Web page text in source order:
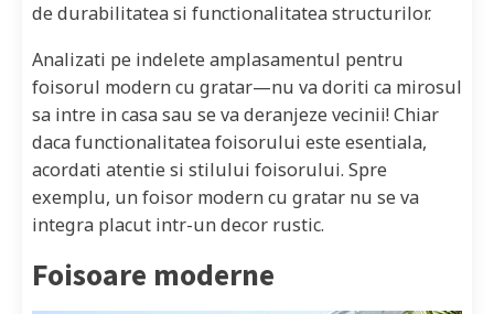
de durabilitatea si functionalitatea structurilor.
Analizati pe indelete amplasamentul pentru
foisorul modern cu gratar—nu va doriti ca mirosul
sa intre in casa sau se va deranjeze vecinii! Chiar
daca functionalitatea foisorului este esentiala,
acordati atentie si stilului foisorului. Spre
exemplu, un foisor modern cu gratar nu se va
integra placut intr-un decor rustic.
Foisoare moderne